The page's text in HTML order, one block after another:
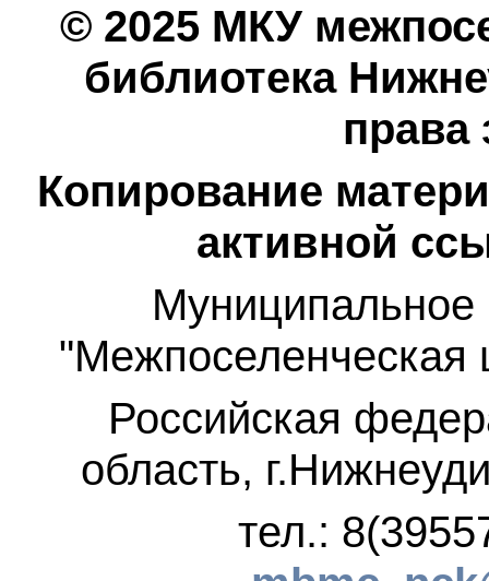
© 2025 МКУ
библиотека
Копирование
активной
Муниципальное
"Межпоселенческая
Российская
область,
тел.: